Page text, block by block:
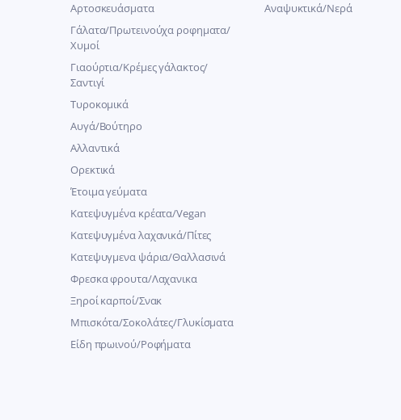
Αρτοσκευάσματα
Γάλατα/Πρωτεινούχα ροφηματα/
Χυμοί
Γιαούρτια/Κρέμες γάλακτος/
Σαντιγί
Τυροκομικά
Αυγά/Βούτηρο
Αλλαντικά
Ορεκτικά
Έτοιμα γεύματα
Κατεψυγμένα κρέατα/Vegan
Kατεψυγμένα λαχανικά/Πίτες
Κατεψυγμενα ψάρια/Θαλλασινά
Φρεσκα φρουτα/Λαχανικα
Ξηροί καρποί/Σνακ
Μπισκότα/Σοκολάτες/Γλυκίσματα
Είδη πρωινού/Ροφήματα
Αναψυκτικά/Νερά